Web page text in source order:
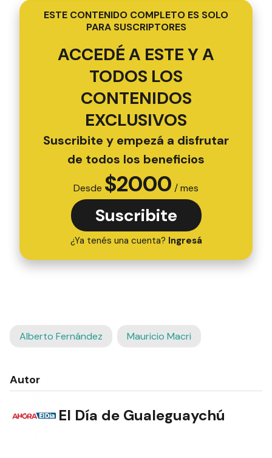
ESTE CONTENIDO COMPLETO ES SOLO
PARA SUSCRIPTORES
ACCEDÉ A ESTE Y A
TODOS LOS
CONTENIDOS
EXCLUSIVOS
Suscribite y empezá a disfrutar
de todos los beneficios
Desde $2000 / mes
Suscribite
¿Ya tenés una cuenta? Ingresá
Alberto Fernández Mauricio Macri
Autor
El Día de Gualeguaychú